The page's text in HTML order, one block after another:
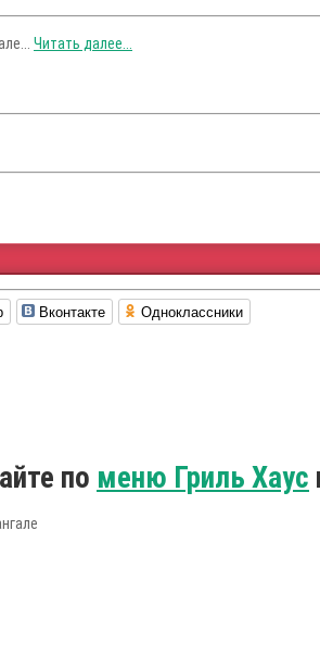
Читать далее...
Вконтакте Одноклассники
по меню Гриль Хаус